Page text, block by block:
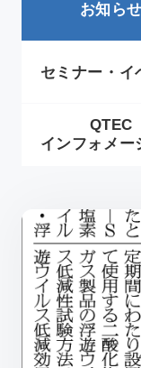
お知らせ
セミナー・イ
QTEC
インフォメー